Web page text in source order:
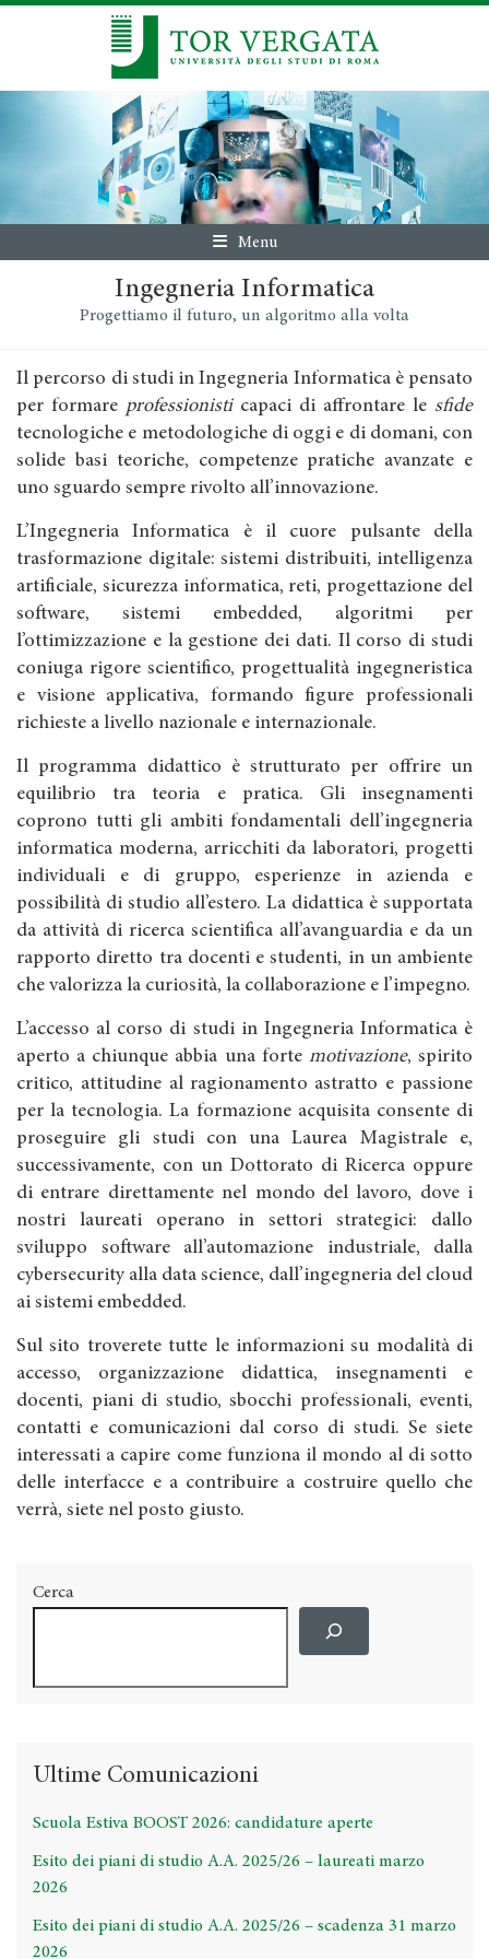
Menu
Ingegneria Informatica
Progettiamo il futuro, un algoritmo alla volta
Il percorso di studi in Ingegneria Informatica è pensato
per formare professionisticapaci di affrontare le sfide
tecnologiche e metodologiche di oggi e di domani, con
solide basi teoriche, competenze pratiche avanzate e
uno sguardo sempre rivolto all’innovazione.
L’Ingegneria Informatica è il cuore pulsante della
trasformazione digitale: sistemi distribuiti, intelligenza
artificiale, sicurezza informatica, reti, progettazione del
software, sistemi embedded, algoritmi per
l’ottimizzazione e la gestione dei dati. Il corso di studi
coniuga rigore scientifico, progettualità ingegneristica
e visione applicativa, formando figure professionali
richieste a livello nazionale e internazionale.
Il programma didattico è strutturato per offrire un
equilibrio tra teoria e pratica. Gli insegnamenti
coprono tutti gli ambiti fondamentali dell’ingegneria
informatica moderna, arricchiti da laboratori, progetti
individuali e di gruppo, esperienze in azienda e
possibilità di studio all’estero. La didattica è supportata
da attività di ricerca scientifica all’avanguardia e da un
rapporto diretto tra docenti e studenti, in un ambiente
che valorizza la curiosità, la collaborazione e l’impegno.
L’accesso al corso di studi in Ingegneria Informatica è
aperto a chiunque abbia una forte motivazione, spirito
critico, attitudine al ragionamento astratto e passione
per la tecnologia. La formazione acquisita consente di
proseguire gli studi con una Laurea Magistrale e,
successivamente, con un Dottorato di Ricerca oppure
di entrare direttamente nel mondo del lavoro, dove i
nostri laureati operano in settori strategici: dallo
sviluppo software all’automazione industriale, dalla
cybersecurity alla data science, dall’ingegneria del cloud
ai sistemi embedded.
Sul sito troverete tutte le informazioni su modalità di
accesso, organizzazione didattica, insegnamenti e
docenti, piani di studio, sbocchi professionali, eventi,
contatti e comunicazioni dal corso di studi. Se siete
interessati a capire come funziona il mondo al di sotto
delle interfacce e a contribuire a costruire quello che
verrà, siete nel posto giusto.
Cerca
Ultime Comunicazioni
Scuola Estiva BOOST 2026: candidature aperte
Esito dei piani di studio A.A. 2025/26 – laureati marzo
2026
Esito dei piani di studio A.A. 2025/26 – scadenza 31 marzo
2026